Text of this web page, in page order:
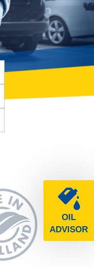
OIL
ADVISOR